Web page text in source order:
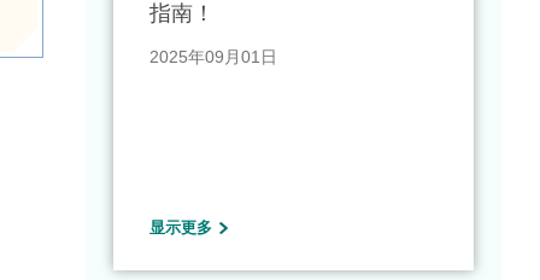
指南！
2025年09月01日
显示更多